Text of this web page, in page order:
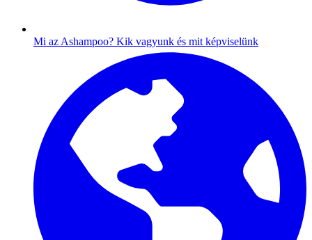
Mi az Ashampoo? Kik vagyunk és mit képviselünk